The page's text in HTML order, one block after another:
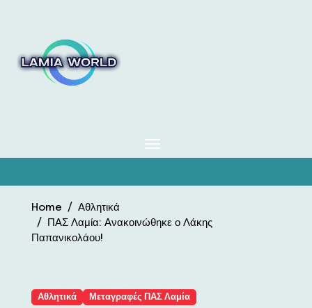
Home
Αθλητικά
ΠΑΣ Λαμία: Ανακοινώθηκε ο Λάκης
Παπανικολάου!
Αθλητικά Μεταγραφές ΠΑΣ Λαμία